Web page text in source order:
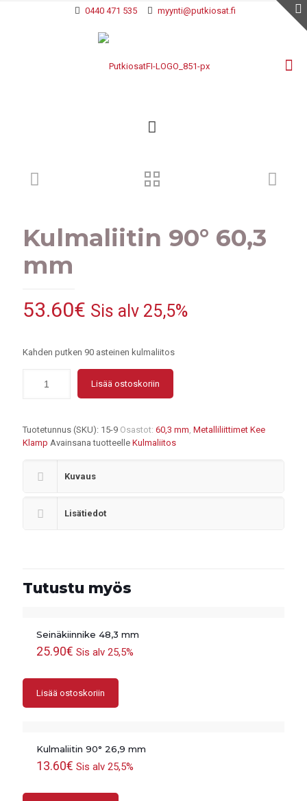
0440 471 535 myynti@putkiosat.fi
Kulmaliitin 90° 60,3
mm
53.60€ Sis alv 25,5%
Kahden putken 90 asteinen kulmaliitos
Lisää ostoskoriin
Tuotetunnus (SKU): 15-9 Osastot: 60,3 mm, Metalliliittimet Kee
Klamp Avainsana tuotteelle Kulmaliitos
Kuvaus
Lisätiedot
Tutustu myös
Seinäkiinnike 48,3 mm
25.90€ Sis alv 25,5%
Lisää ostoskoriin
Kulmaliitin 90° 26,9 mm
13.60€ Sis alv 25,5%